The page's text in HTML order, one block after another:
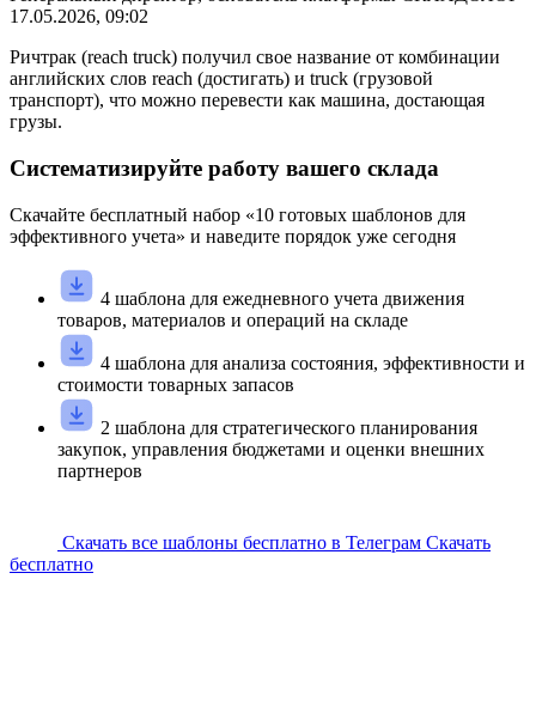
17.05.2026, 09:02
Ричтрак (reach truck) получил свое название от комбинации
английских слов reach (достигать) и truck (грузовой
транспорт), что можно перевести как машина, достающая
грузы.
Систематизируйте работу вашего склада
Скачайте бесплатный набор «10 готовых шаблонов для
эффективного учета» и наведите порядок уже сегодня
4 шаблона для ежедневного учета движения
товаров, материалов и операций на складе
4 шаблона для анализа состояния, эффективности и
стоимости товарных запасов
2 шаблона для стратегического планирования
закупок, управления бюджетами и оценки внешних
партнеров
Скачать все шаблоны бесплатно в Телеграм Скачать
бесплатно